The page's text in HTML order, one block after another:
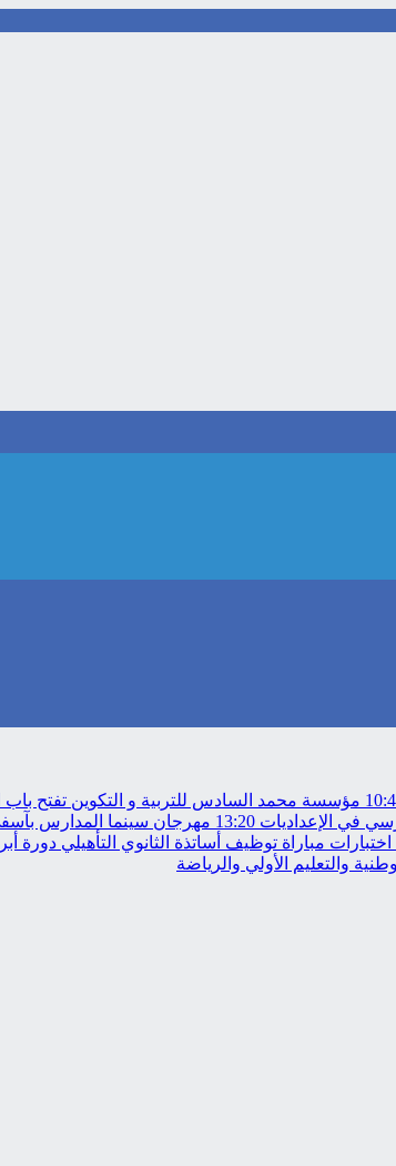
مؤسسة محمد السادس للتربية و التكوين تفتح باب
في الإعداديات 13:20 مهرجان سينما المدارس
مباراة توظيف أساتذة الثانوي التأهيلي دورة أبريل
والتعليم الأولي والرياضة